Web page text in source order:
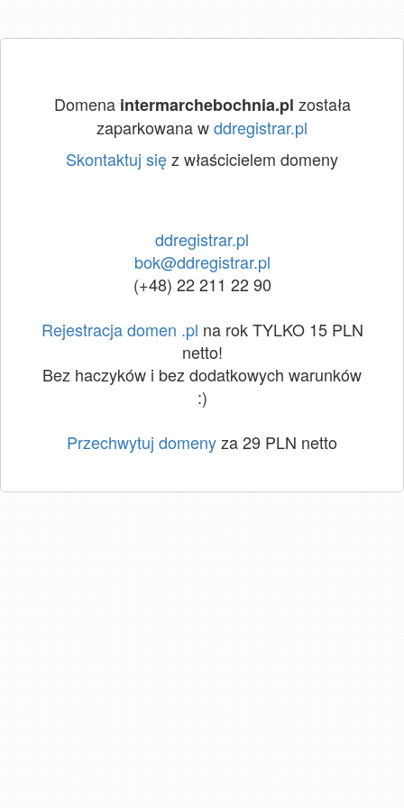
Domena intermarchebochnia.pl została
zaparkowana wddregistrar.pl
Skontaktuj sięz właścicielem domeny
ddregistrar.pl
bok@ddregistrar.pl
(+48) 22 211 22 90
Rejestracja domen .pl na rok TYLKO 15 PLN
netto!
Bez haczyków i bez dodatkowych warunków
:)
Przechwytuj domenyza 29 PLN netto